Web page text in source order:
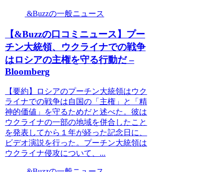
&Buzzの一般ニュース
【&Buzzの口コミニュース】プー
チン大統領、ウクライナでの戦争
はロシアの主権を守る行動だ –
Bloomberg
【要約】ロシアのプーチン大統領はウク
ライナでの戦争は自国の「主権」と「精
神的価値」を守るためだと述べた。彼は
ウクライナの一部の地域を併合したこと
を発表してから１年が経った記念日に、
ビデオ演説を行った。プーチン大統領は
ウクライナ侵攻について、...